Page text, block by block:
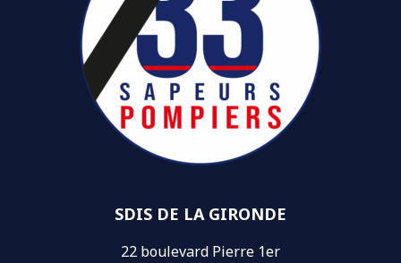
SDIS DE LA GIRONDE
22 boulevard Pierre 1er